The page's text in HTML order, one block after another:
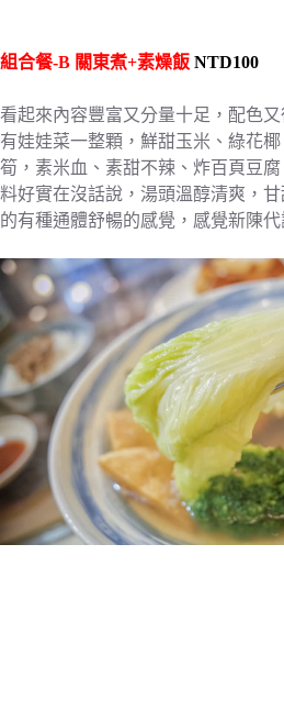
組合餐-B 關東煮+素燥飯 NTD100
看起來內容豐富又分量十足，配色
有娃娃菜一整顆，鮮甜玉米、綠花
筍，素米血、素甜不辣、炸百頁豆腐
料好實在沒話說，湯頭溫醇清爽，
的有種通體舒暢的感覺，感覺新陳